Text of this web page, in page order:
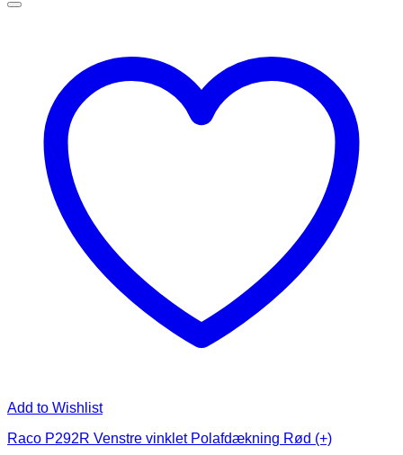
Add to Wishlist
Raco P292R Venstre vinklet Polafdækning Rød (+)